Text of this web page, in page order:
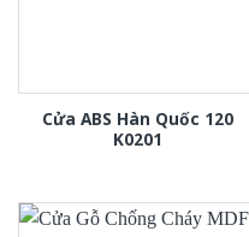
Cửa ABS Hàn Quốc 120
K0201